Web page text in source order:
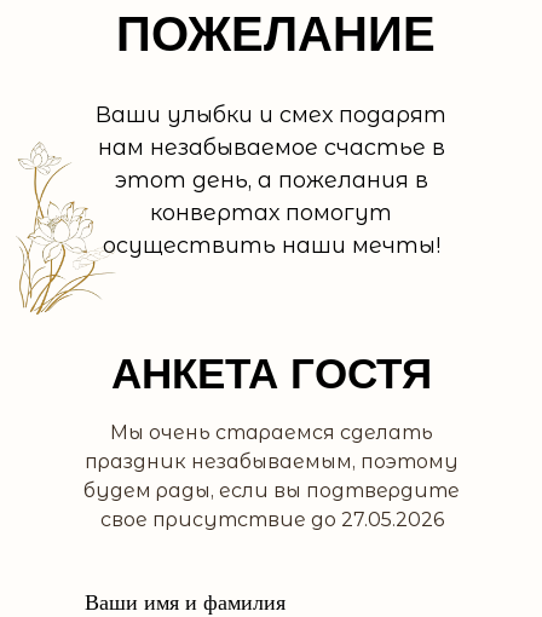
ПОЖЕЛАНИЕ
Ваши улыбки и смех подарят
нам незабываемое счастье в
этот день, а пожелания в
конвертах помогут
осуществить наши мечты!
АНКЕТА ГОСТЯ
Мы очень стараемся сделать
праздник незабываемым, поэтому
будем рады, если вы подтвердите
свое присутствие до 27.05.2026
Ваши имя и фамилия